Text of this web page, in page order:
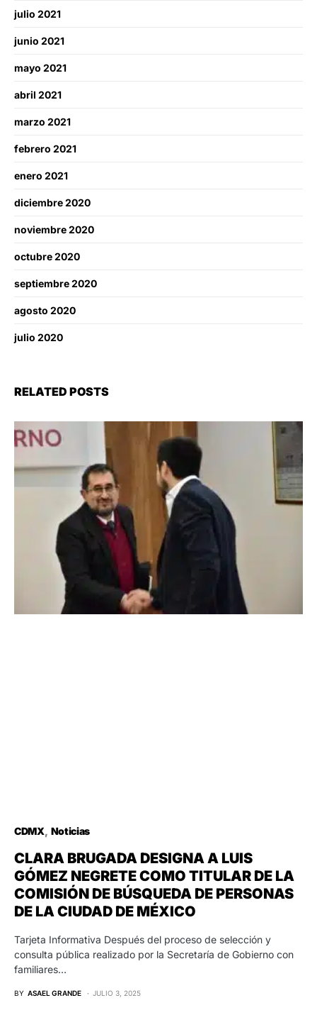
julio 2021
junio 2021
mayo 2021
abril 2021
marzo 2021
febrero 2021
enero 2021
diciembre 2020
noviembre 2020
octubre 2020
septiembre 2020
agosto 2020
julio 2020
RELATED POSTS
CDMX Noticias
CLARA BRUGADA DESIGNA A LUIS
GÓMEZ NEGRETE COMO TITULAR DE LA
COMISIÓN DE BÚSQUEDA DE PERSONAS
DE LA CIUDAD DE MÉXICO
Tarjeta Informativa Después del proceso de selección y
consulta pública realizado por la Secretaría de Gobierno con
familiares…
BY ASAEL GRANDE JULIO 3, 2025